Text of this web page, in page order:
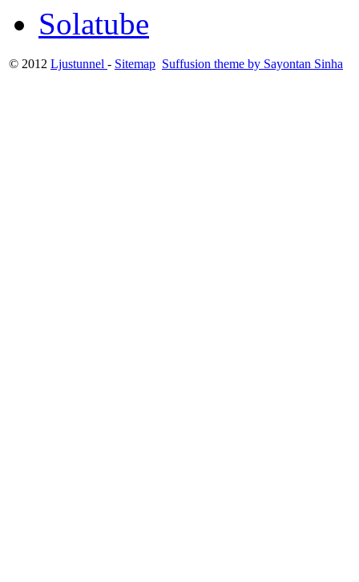
Solatube
© 2012 Ljustunnel - Sitemap Suffusion theme by Sayontan Sinha